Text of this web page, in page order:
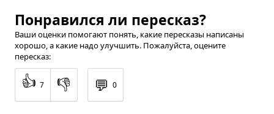
Понравился ли пересказ?
Ваши оценки помогают понять, какие пересказы написаны
хорошо, а какие надо улучшить. Пожалуйста, оцените
пересказ:
👍 7 👎 💬 0